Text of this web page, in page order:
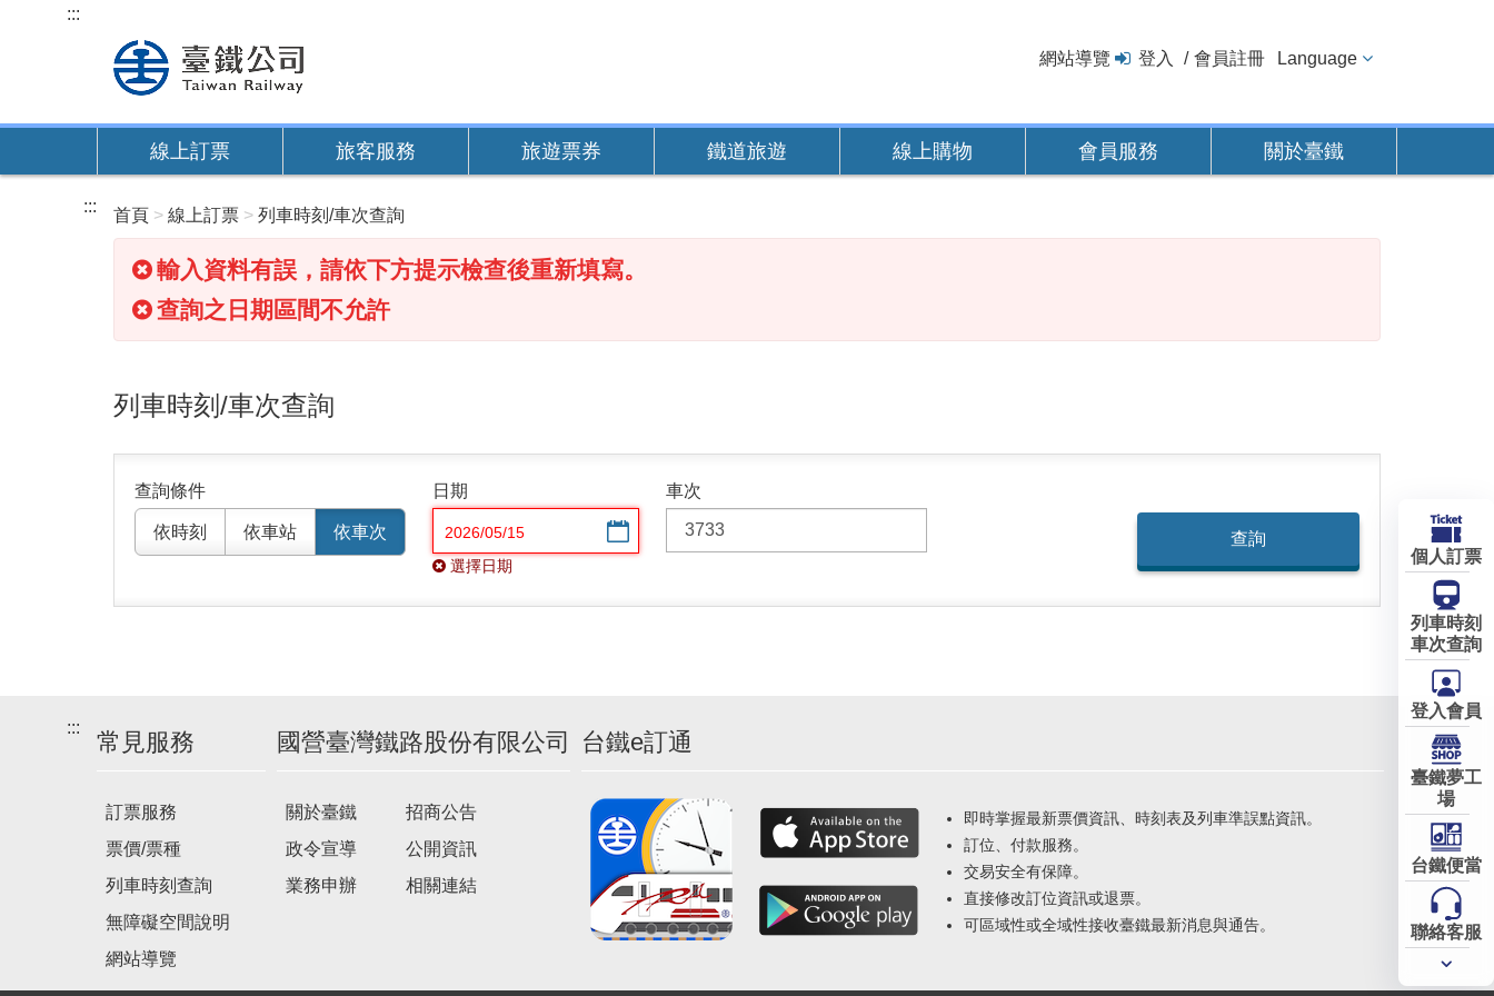
內
:::
網站導覽 登入 會員註冊 Language
線上訂票 旅客服務 旅遊票券 鐵道旅遊 線上購物 會員服務 關於臺鐵
::: 首頁 線上訂票 列車時刻/車次查詢
輸入資料有誤，請依下方提示檢查後重新填寫。
查詢之日期區間不允許
列車時刻/車次查詢
查詢條件
依時刻 依車站 依車次
日期
選擇日期
選擇日期
車次
:::
常見服務
訂票服務
票價/票種
列車時刻查詢
無障礙空間說明
網站導覽
國營臺灣鐵路股份有限公司
關於臺鐵
政令宣導
業務申辦
招商公告
公開資訊
相關連結
台鐵e訂通
即時掌握最新票價資訊、時刻表及列車準誤點資訊。
訂位、付款服務。
交易安全有保障。
直接修改訂位資訊或退票。
可區域性或全域性接收臺鐵最新消息與通告。
個人訂票
列車時刻
車次查詢
登入會員
臺鐵夢工
場
台鐵便當
聯絡客服
常用